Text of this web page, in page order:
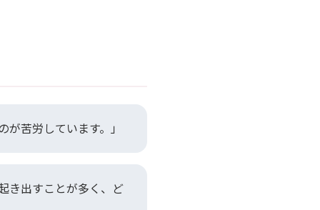
苦労しています。」
き出すことが多く、ど